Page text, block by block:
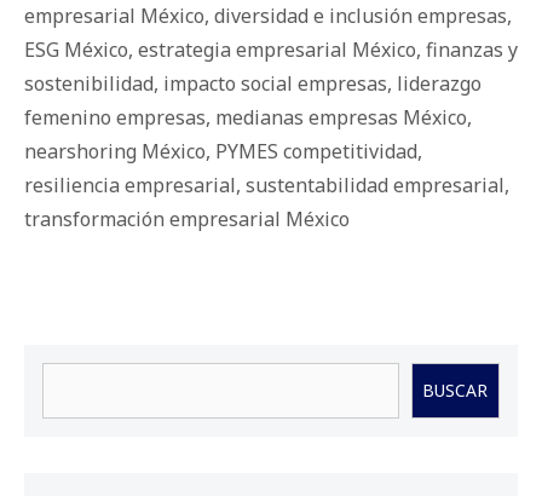
empresarial México, diversidad e inclusión empresas,
ESG México, estrategia empresarial México, finanzas y
sostenibilidad, impacto social empresas, liderazgo
femenino empresas, medianas empresas México,
nearshoring México, PYMES competitividad,
resiliencia empresarial, sustentabilidad empresarial,
transformación empresarial México
BUSCAR